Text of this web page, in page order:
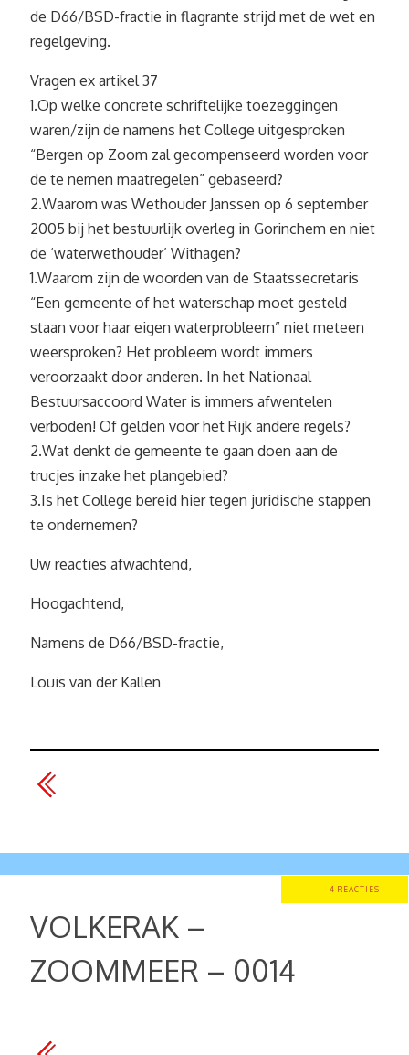
de D66/BSD-fractie in flagrante strijd met de wet en
regelgeving.
Vragen ex artikel 37
1.Op welke concrete schriftelijke toezeggingen
waren/zijn de namens het College uitgesproken
“Bergen op Zoom zal gecompenseerd worden voor
de te nemen maatregelen” gebaseerd?
2.Waarom was Wethouder Janssen op 6 september
2005 bij het bestuurlijk overleg in Gorinchem en niet
de ‘waterwethouder’ Withagen?
1.Waarom zijn de woorden van de Staatssecretaris
“Een gemeente of het waterschap moet gesteld
staan voor haar eigen waterprobleem” niet meteen
weersproken? Het probleem wordt immers
veroorzaakt door anderen. In het Nationaal
Bestuursaccoord Water is immers afwentelen
verboden! Of gelden voor het Rijk andere regels?
2.Wat denkt de gemeente te gaan doen aan de
trucjes inzake het plangebied?
3.Is het College bereid hier tegen juridische stappen
te ondernemen?
Uw reacties afwachtend,
Hoogachtend,
Namens de D66/BSD-fractie,
Louis van der Kallen
4 REACTIES
VOLKERAK –
ZOOMMEER – 0014